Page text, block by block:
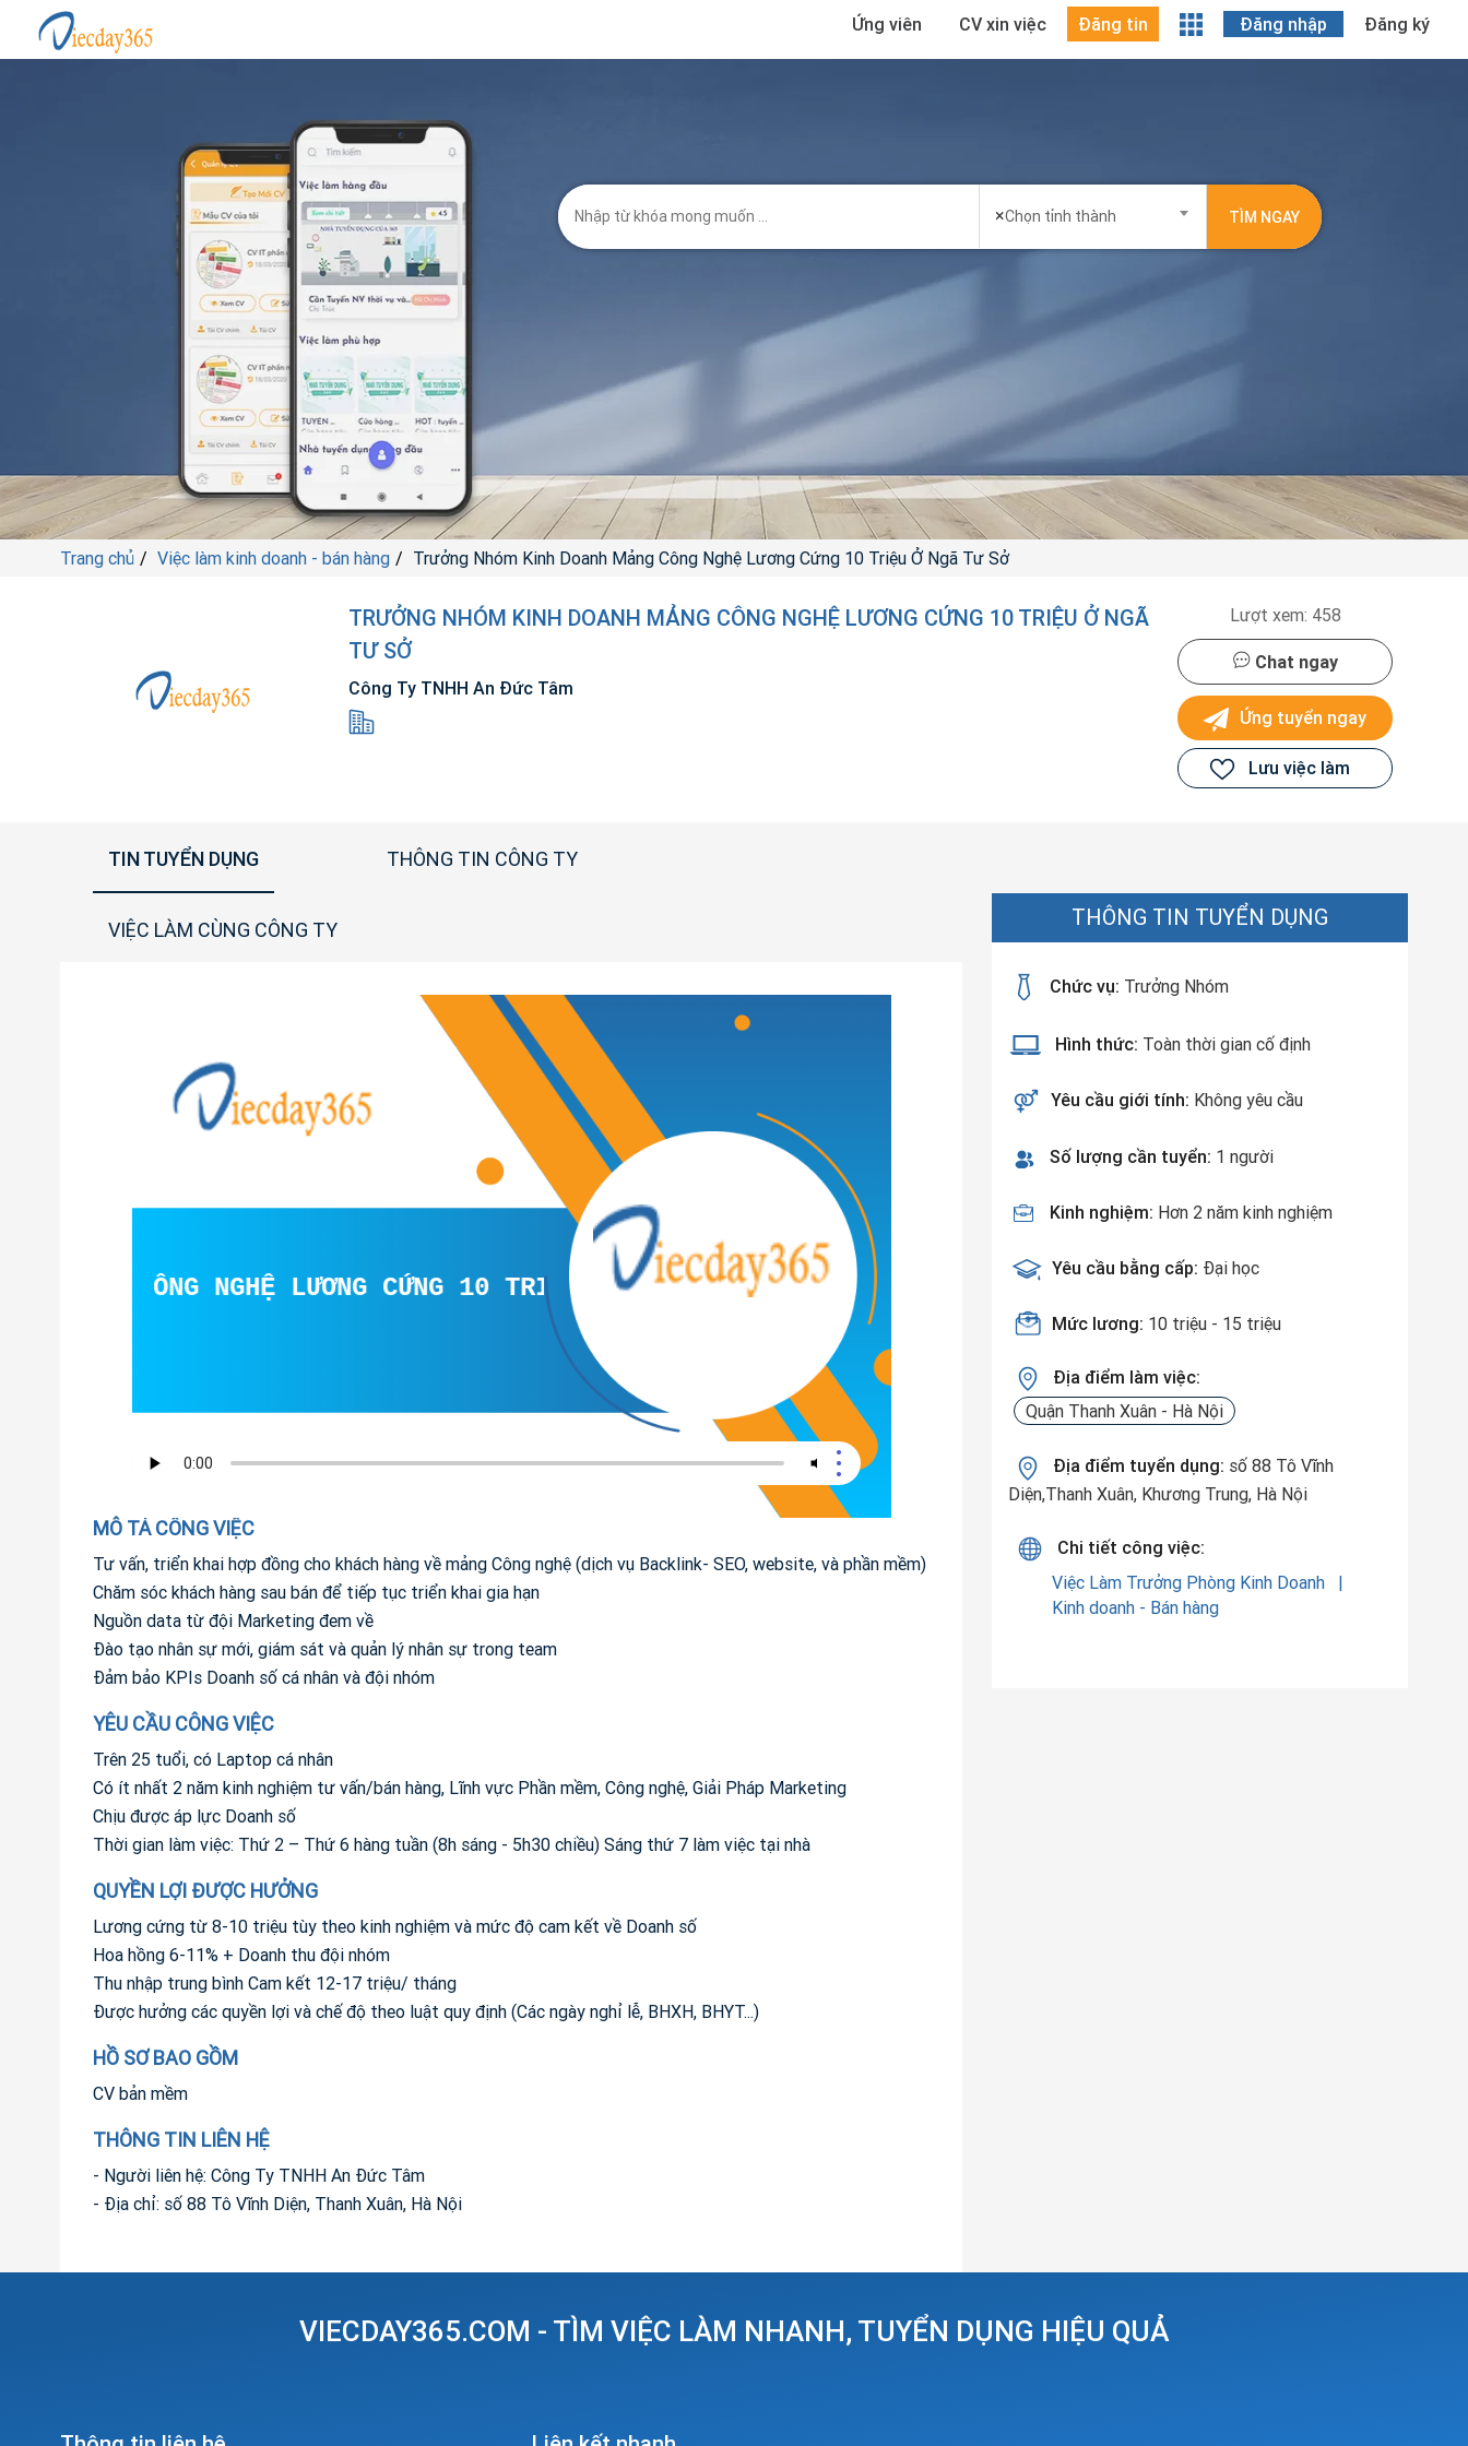
Ứng viên CV xin việc Đăng tin Đăng nhập Đăng ký
×Chọn tỉnh thành TÌM NGAY
Trang chủ Việc làm kinh doanh - bán hàng Trưởng Nhóm Kinh Doanh Mảng Công Nghệ Lương Cứng 10 Triệu Ở Ngã Tư Sở
TRƯỞNG NHÓM KINH DOANH MẢNG CÔNG NGHỆ LƯƠNG CỨNG 10 TRIỆU Ở NGÃ
TƯ SỞ
Công Ty TNHH An Đức Tâm
Lượt xem: 458
Chat ngay
Ứng tuyển ngay
Lưu việc làm
TIN TUYỂN DỤNG THÔNG TIN CÔNG TY
VIỆC LÀM CÙNG CÔNG TY
MẢNG CÔNG NGHỆ LƯƠNG CỨNG 10 TRIỆU Ở NGÃ TƯ SỞ
MÔ TẢ CÔNG VIỆC
Tư vấn, triển khai hợp đồng cho khách hàng về mảng Công nghệ (dịch vụ Backlink- SEO, website, và phần mềm)
Chăm sóc khách hàng sau bán để tiếp tục triển khai gia hạn
Nguồn data từ đội Marketing đem về
Đào tạo nhân sự mới, giám sát và quản lý nhân sự trong team
Đảm bảo KPIs Doanh số cá nhân và đội nhóm
YÊU CẦU CÔNG VIỆC
Trên 25 tuổi, có Laptop cá nhân
Có ít nhất 2 năm kinh nghiệm tư vấn/bán hàng, Lĩnh vực Phần mềm, Công nghệ, Giải Pháp Marketing
Chịu được áp lực Doanh số
Thời gian làm việc: Thứ 2 – Thứ 6 hàng tuần (8h sáng - 5h30 chiều) Sáng thứ 7 làm việc tại nhà
QUYỀN LỢI ĐƯỢC HƯỞNG
Lương cứng từ 8-10 triệu tùy theo kinh nghiệm và mức độ cam kết về Doanh số
Hoa hồng 6-11% + Doanh thu đội nhóm
Thu nhập trung bình Cam kết 12-17 triệu/ tháng
Được hưởng các quyền lợi và chế độ theo luật quy định (Các ngày nghỉ lễ, BHXH, BHYT...)
HỒ SƠ BAO GỒM
CV bản mềm
THÔNG TIN LIÊN HỆ
- Người liên hệ: Công Ty TNHH An Đức Tâm
- Địa chỉ: số 88 Tô Vĩnh Diện, Thanh Xuân, Hà Nội
THÔNG TIN TUYỂN DỤNG
Chức vụ: Trưởng Nhóm
Hình thức: Toàn thời gian cố định
Yêu cầu giới tính: Không yêu cầu
Số lượng cần tuyển: 1 người
Kinh nghiệm: Hơn 2 năm kinh nghiệm
Yêu cầu bằng cấp: Đại học
Mức lương: 10 triệu - 15 triệu
Địa điểm làm việc:
Quận Thanh Xuân - Hà Nội
Địa điểm tuyển dụng: số 88 Tô Vĩnh
Diện,Thanh Xuân, Khương Trung, Hà Nội
Chi tiết công việc:
Việc Làm Trưởng Phòng Kinh Doanh
Kinh doanh - Bán hàng
VIECDAY365.COM - TÌM VIỆC LÀM NHANH, TUYỂN DỤNG HIỆU QUẢ